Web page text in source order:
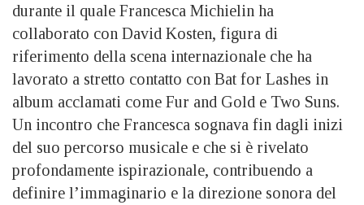
durante il quale Francesca Michielin ha
collaborato con David Kosten, figura di
riferimento della scena internazionale che ha
lavorato a stretto contatto con Bat for Lashes in
album acclamati come Fur and Gold e Two Suns.
Un incontro che Francesca sognava fin dagli inizi
del suo percorso musicale e che si è rivelato
profondamente ispirazionale, contribuendo a
definire l’immaginario e la direzione sonora del